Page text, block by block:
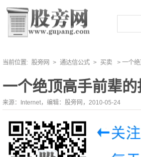
当前位置: 股旁网 > 通达信公式 > 买卖 > 一个
一个绝顶高手前辈
来源：Internet，编辑：股旁网，2010-05-24